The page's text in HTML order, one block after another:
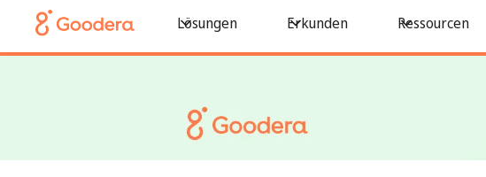
Lösungen Erkunden Ressourcen